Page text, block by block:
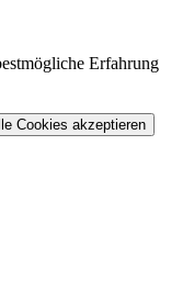
Erfahrung
Cookies akzeptieren